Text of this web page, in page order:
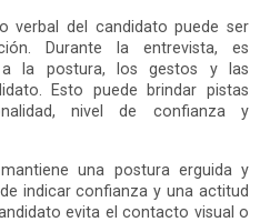
verbal del candidato puede ser
Durante la entrevista, es
a la postura, los gestos y las
Esto puede brindar pistas
nivel de confianza y
una postura erguida y
indicar confianza y una actitud
evita el contacto visual o